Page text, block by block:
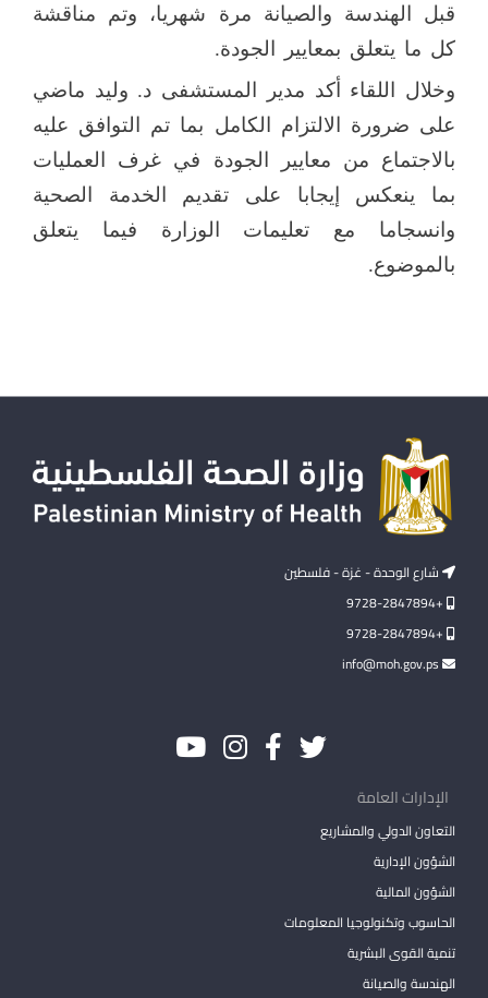
قبل الهندسة والصيانة مرة شهريا، وتم مناقشة
كل ما يتعلق بمعايير الجودة.
وخلال اللقاء أكد مدير المستشفى د. وليد ماضي
على ضرورة الالتزام الكامل بما تم التوافق عليه
بالاجتماع من معايير الجودة في غرف العمليات
بما ينعكس إيجابا على تقديم الخدمة الصحية
وانسجاما مع تعليمات الوزارة فيما يتعلق
بالموضوع.
شارع الوحدة - غزة - فلسطين
+9728-2847894
+9728-2847894
الإدارات العامة
التعاون الدولي والمشاريع
الشؤون الإدارية
الشؤون المالية
الحاسوب وتكنولوجيا المعلومات
تنمية القوى البشرية
الهندسة والصيانة